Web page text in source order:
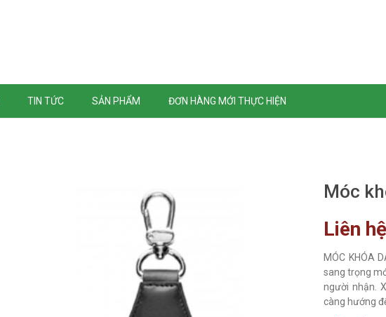
TIN TỨC SẢN PHẨM ĐƠN HÀNG MỚI THỰC HIỆN
Móc
Liên hệ
MÓC KHÓA
sang trọng
người nhận.
càng hướng